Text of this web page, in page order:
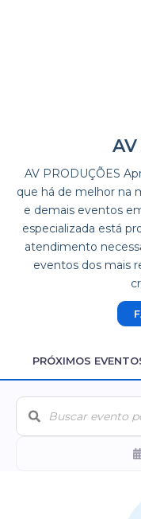
AV PRODUÇÕES
que há de melhor na
e demais eventos
especializada está
atendimento
eventos dos mais
PRÓXIMOS